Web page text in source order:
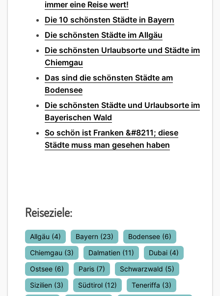
immer eine Reise wert!
Die 10 schönsten Städte in Bayern
Die schönsten Städte im Allgäu
Die schönsten Urlaubsorte und Städte im
Chiemgau
Das sind die schönsten Städte am
Bodensee
Die schönsten Städte und Urlaubsorte im
Bayerischen Wald
So schön ist Franken &#8211; diese
Städte muss man gesehen haben
Reiseziele:
Allgäu (4) Bayern (23) Bodensee (6)
Chiemgau (3) Dalmatien (11) Dubai (4)
Ostsee (6) Paris (7) Schwarzwald (5)
Sizilien (3) Südtirol (12) Teneriffa (3)